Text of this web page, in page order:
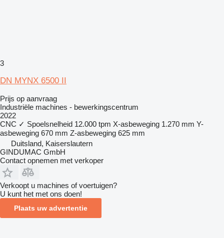
3
DN MYNX 6500 II
Prijs op aanvraag
Industriële machines - bewerkingscentrum
2022
CNC ✓ Spoelsnelheid 12.000 tpm X-asbeweging 1.270 mm Y-
asbeweging 670 mm Z-asbeweging 625 mm
Duitsland, Kaiserslautern
GINDUMAC GmbH
Contact opnemen met verkoper
Verkoopt u machines of voertuigen?
U kunt het met ons doen!
Plaats uw advertentie